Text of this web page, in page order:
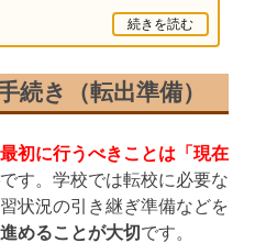
続きを読む
続き（転出準備）
最初に行うべきことは「現在
です。学校では転校に必要な
状況の引き継ぎ準備などを
めることが大切 です。